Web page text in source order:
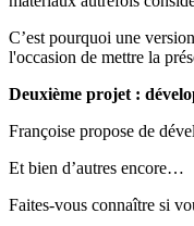
C’est pourquoi une
l'occasion de mettre la
Deuxième projet :
Françoise propose de
Et bien d’autres encore…
Faites-vous connaître si